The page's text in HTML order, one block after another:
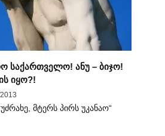
საქართველო! ანუ – ბიჯო!
იყო?!
მტერს პირს უკანაო“